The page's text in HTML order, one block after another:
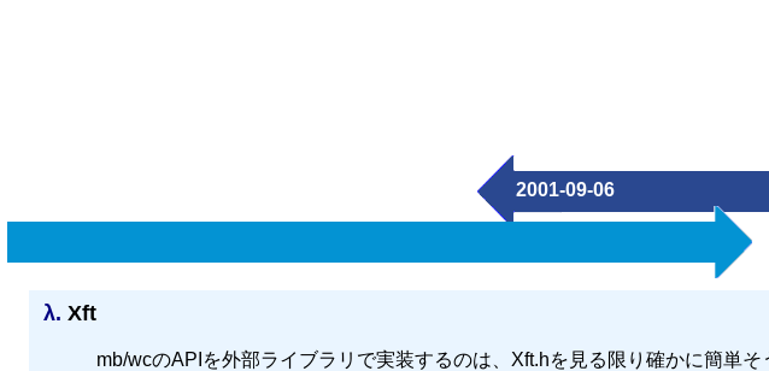
2001-09-06
λ. Xft
mb/wcのAPIを外部ライブラリで実装するのは、Xft.hを見る限り確かに簡単